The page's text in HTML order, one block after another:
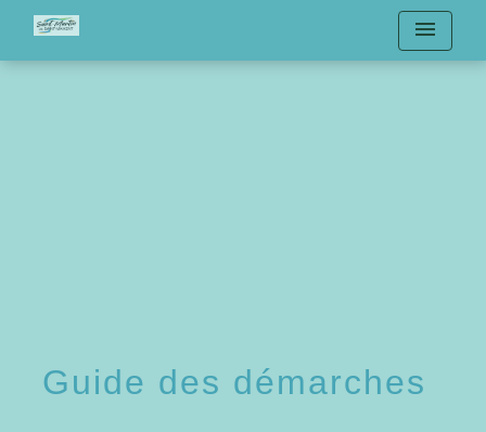
menu
Guide des démarches